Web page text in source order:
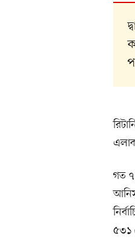
গত ৭
৫৩১